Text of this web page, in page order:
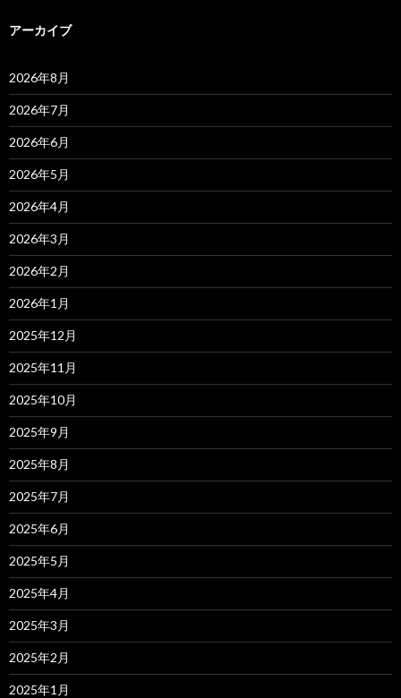
アーカイブ
2026年8月
2026年7月
2026年6月
2026年5月
2026年4月
2026年3月
2026年2月
2026年1月
2025年12月
2025年11月
2025年10月
2025年9月
2025年8月
2025年7月
2025年6月
2025年5月
2025年4月
2025年3月
2025年2月
2025年1月